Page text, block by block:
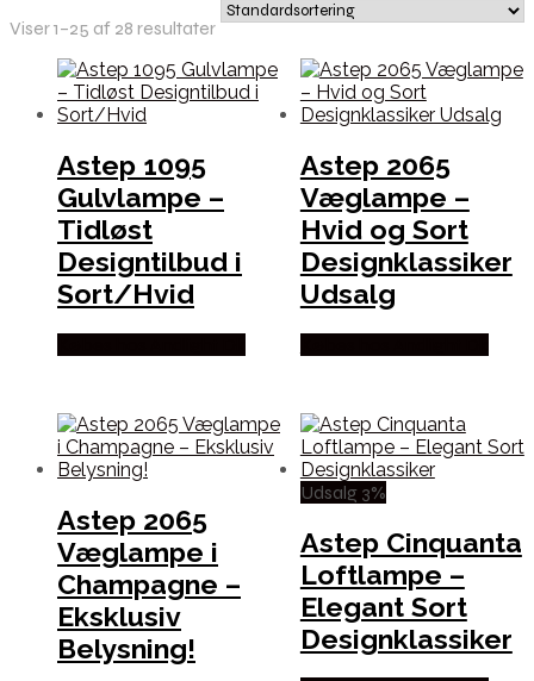
Viser 1–25 af 28 resultater
Astep 1095
Gulvlampe –
Tidløst
Designtilbud i
Sort/Hvid
Astep 2065
Væglampe –
Hvid og Sort
Designklassiker
Udsalg
Astep 2065
Væglampe i
Champagne –
Eksklusiv
Belysning!
Udsalg 3%
Astep Cinquanta
Loftlampe –
Elegant Sort
Designklassiker